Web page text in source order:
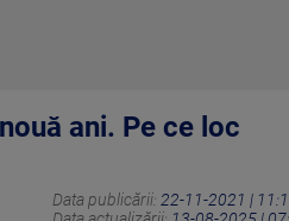
ani. Pe ce loc
Data publicării: 22-11-2021 |